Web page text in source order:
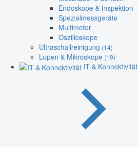
Endoskope & Inspektion
Spezialmessgeräte
Multimeter
Oszilloskope
Ultraschallreinigung (14)
Lupen & Mikroskope (19)
IT & Konnektivität